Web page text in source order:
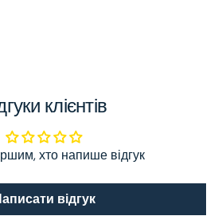
клієнтів
хто напише відгук
відгук